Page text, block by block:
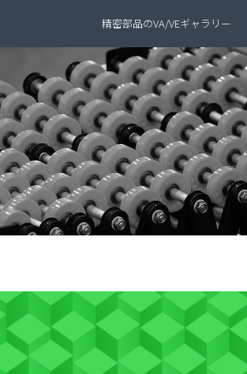
精密部品のVA/VEギャラリー